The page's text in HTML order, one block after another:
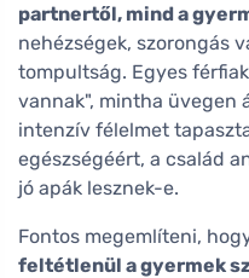
partnertől, mind a
nehézségek, szorongás
tompultság. Egyes
vannak", mintha üvegen
intenzív félelmet
egészségéért, a család
jó apák lesznek-e.
Fontos megemlíteni,
feltétlenül a gyermek